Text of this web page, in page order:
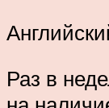
Раз в